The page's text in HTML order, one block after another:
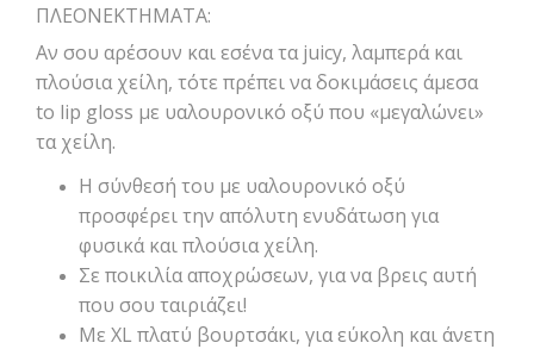
ΠΛΕΟΝΕΚΤΗΜΑΤΑ:
Αν σου αρέσουν και εσένα τα juicy, λαμπερά και
πλούσια χείλη, τότε πρέπει να δοκιμάσεις άμεσα
to lip gloss με υαλουρονικό οξύ που «μεγαλώνει»
τα χείλη.
Η σύνθεσή του με υαλουρονικό οξύ
προσφέρει την απόλυτη ενυδάτωση για
φυσικά και πλούσια χείλη.
Σε ποικιλία αποχρώσεων, για να βρεις αυτή
που σου ταιριάζει!
Με XL πλατύ βουρτσάκι, για εύκολη και άνετη